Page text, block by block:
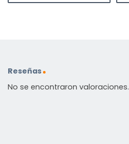
Reseñas
No se encontraron valoraciones.